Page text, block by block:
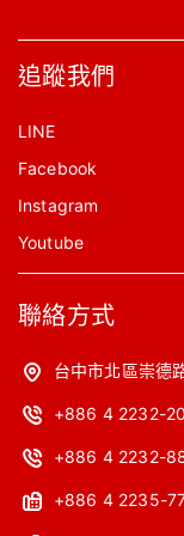
追蹤我們
LINE
Facebook
Instagram
Youtube
聯絡方式
台中市北區崇德
+886 4 2232-
+886 4 2232-
+886 4 2235-